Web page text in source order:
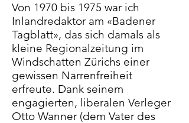
Von 1970 bis 1975 war ich
Inlandredaktor am «Badener
Tagblatt», das sich damals als
kleine Regionalzeitung im
Windschatten Zürichs einer
gewissen Narrenfreiheit
erfreute. Dank seinem
engagierten, liberalen Verleger
Otto Wanner (dem Vater des